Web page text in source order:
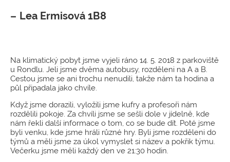
Lea Ermisová 1B8
Na klimatický pobyt jsme vyjeli ráno 14. 5. 2018 z parkoviště
u Rondlu. Jeli jsme dvěma autobusy, rozděleni na A a B.
Cestou jsme se ani trochu nenudili, takže nám ta hodina a
půl připadala jako chvíle.
Když jsme dorazili, vyložili jsme kufry a profesoři nám
rozdělili pokoje. Za chvíli jsme se sešli dole v jídelně, kde
nám řekli další informace o tom, co se bude dít. Poté jsme
byli venku, kde jsme hráli různé hry. Byli jsme rozděleni do
týmů a měli jsme za úkol vymyslet si název a pokřik týmu.
Večerku jsme měli každý den ve 21:30 hodin.